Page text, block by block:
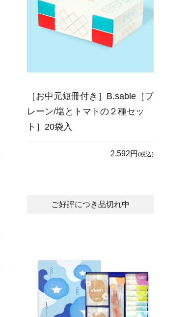
［お中元短冊付き］B.sable［プ
レーン/塩とトマトの２種セッ
ト］20袋入
2,592円 (税込)
ご好評につき品切れ中